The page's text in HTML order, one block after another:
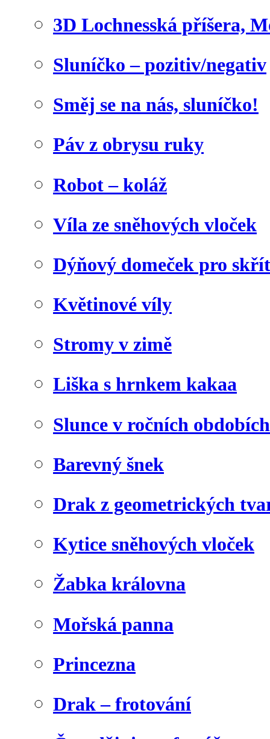
3D Lochnesská příšera,
Sluníčko – pozitiv/negativ
Směj se na nás, sluníčko!
Páv z obrysu ruky
Robot – koláž
Víla ze sněhových vloček
Dýňový domeček pro
Květinové víly
Stromy v zimě
Liška s hrnkem kakaa
Slunce v ročních obdobích
Barevný šnek
Drak z geometrických
Kytice sněhových vloček
Žabka královna
Mořská panna
Princezna
Drak – frotování